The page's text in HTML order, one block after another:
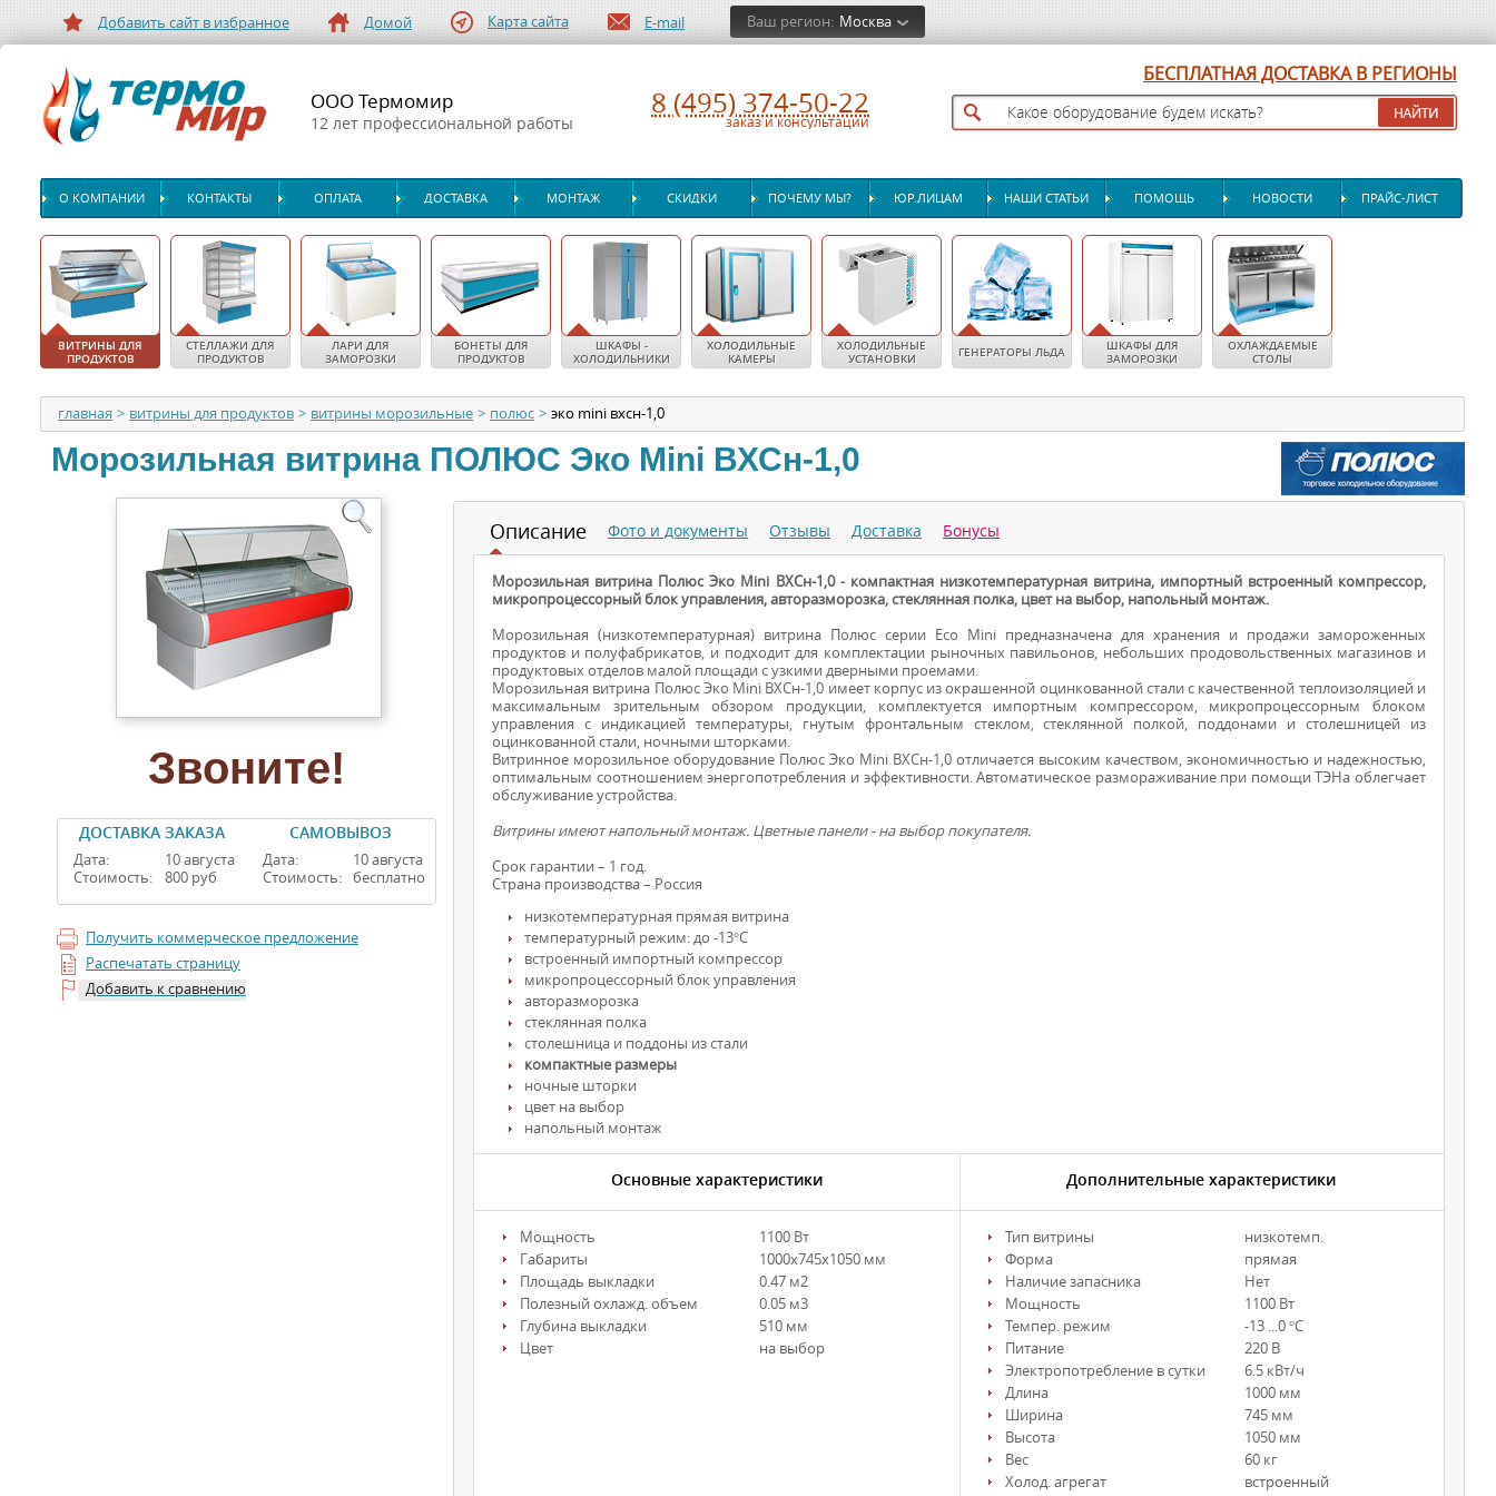
ВИТРИНЫ ДЛЯ
ПРОДУКТОВ
Добавить сайт в избранное Домой Карта сайта E-mail Ваш регион: Москва
ООО Термомир
12 лет профессиональной работы
8 (495) 374-50-22
заказ и консультации
БЕСПЛАТНАЯ ДОСТАВКА В РЕГИОНЫ
О КОМПАНИИ КОНТАКТЫ ОПЛАТА ДОСТАВКА МОНТАЖ СКИДКИ ПОЧЕМУ МЫ? ЮР.ЛИЦАМ НАШИ СТАТЬИ ПОМОЩЬ НОВОСТИ ПРАЙС-ЛИСТ
ВИТРИНЫ ДЛЯ
ПРОДУКТОВ
СТЕЛЛАЖИ ДЛЯ
ПРОДУКТОВ
ЛАРИ ДЛЯ
ЗАМОРОЗКИ
БОНЕТЫ ДЛЯ
ПРОДУКТОВ
ШКАФЫ -
ХОЛОДИЛЬНИКИ
ХОЛОДИЛЬНЫЕ
КАМЕРЫ
ХОЛОДИЛЬНЫЕ
УСТАНОВКИ
ГЕНЕРАТОРЫ ЛЬДА
ШКАФЫ ДЛЯ
ЗАМОРОЗКИ
ОХЛАЖДАЕМЫЕ
СТОЛЫ
главная > витрины для продуктов > витрины морозильные > полюс > эко mini вхсн-1,0
Морозильная витрина ПОЛЮС Эко Mini ВХСн-1,0
Звоните!
ДОСТАВКА ЗАКАЗА
Дата:
Стоимость:
10 августа
800 руб
САМОВЫВОЗ
Дата:
Стоимость:
10 августа
бесплатно
Получить коммерческое предложение
Распечатать страницу
Добавить к сравнению
Описание
Морозильная витрина Полюс Эко Mini ВХСн-1,0 - компактная низкотемпературная витрина, импортный встроенный компрессор,
микропроцессорный блок управления, авторазморозка, стеклянная полка, цвет на выбор, напольный монтаж.
Морозильная (низкотемпературная) витрина Полюс серии Eco Mini предназначена для хранения и продажи замороженных
продуктов и полуфабрикатов, и подходит для комплектации рыночных павильонов, небольших продовольственных магазинов и
продуктовых отделов малой площади с узкими дверными проемами.
Морозильная витрина Полюс Эко Mini ВХСн-1,0 имеет корпус из окрашенной оцинкованной стали с качественной теплоизоляцией и
максимальным зрительным обзором продукции, комплектуется импортным компрессором, микропроцессорным блоком
управления с индикацией температуры, гнутым фронтальным стеклом, стеклянной полкой, поддонами и столешницей из
оцинкованной стали, ночными шторками.
Витринное морозильное оборудование Полюс Эко Mini ВХСн-1,0 отличается высоким качеством, экономичностью и надежностью,
оптимальным соотношением энергопотребления и эффективности. Автоматическое размораживание при помощи ТЭНа облегчает
обслуживание устройства.
Витрины имеют напольный монтаж. Цветные панели - на выбор покупателя.
Срок гарантии – 1 год.
Страна производства – Россия
низкотемпературная прямая витрина
температурный режим: до -13°С
встроенный импортный компрессор
микропроцессорный блок управления
авторазморозка
стеклянная полка
столешница и поддоны из стали
компактные размеры
ночные шторки
цвет на выбор
напольный монтаж
Основные характеристики
Мощность
1100 Вт
Габариты
1000х745х1050 мм
Площадь выкладки
0.47 м2
Полезный охлажд. объем
0.05 м3
Глубина выкладки
510 мм
Цвет
на выбор
Дополнительные характеристики
Тип витрины
низкотемп.
Форма
прямая
Наличие запасника
Нет
Мощность
1100 Вт
Темпер. режим
-13 ...0 °С
Питание
220 В
Электропотребление в сутки
6.5 кВт/ч
Длина
1000 мм
Ширина
745 мм
Высота
1050 мм
Вес
60 кг
Холод. агрегат
встроенный
Фото и документы Отзывы Доставка Бонусы